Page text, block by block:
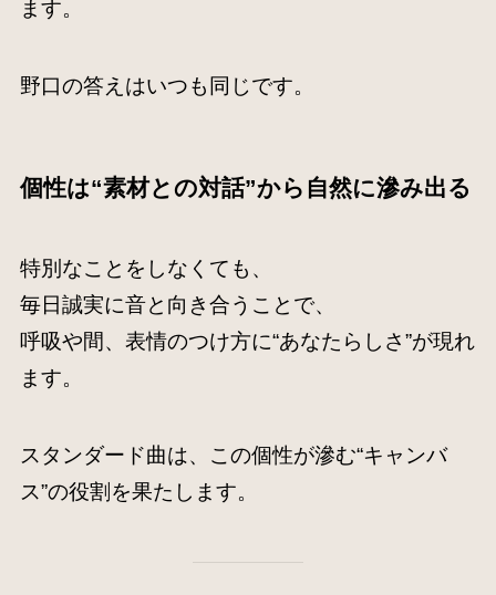
ます。
野口の答えはいつも同じです。
個性は“素材との対話”から自然に滲み出る
特別なことをしなくても、
毎日誠実に音と向き合うことで、
呼吸や間、表情のつけ方に“あなたらしさ”が現れ
ます。
スタンダード曲は、この個性が滲む“キャンバ
ス”の役割を果たします。